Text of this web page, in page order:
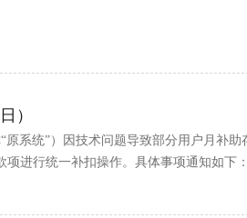
）
系统”）因技术问题导致部分用户月补
进行统一补扣操作。具体事项通知如下